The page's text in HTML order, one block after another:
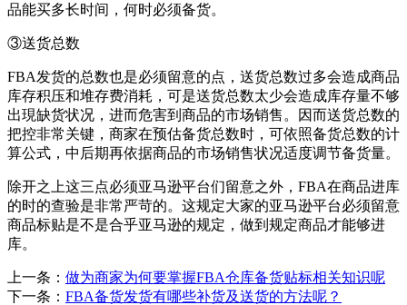
品能买多长时间，何时必须备货。
③送货总数
FBA发货的总数也是必须留意的点，送货总数过多会造成商品
库存积压和堆存费消耗，可是送货总数太少会造成库存量不够
出現缺货状况，进而危害到商品的市场销售。因而送货总数的
把控非常关键，商家在预估备货总数时，可依照备货总数的计
算公式，中后期再依据商品的市场销售状况适度调节备货量。
除开之上这三点必须亚马逊平台们留意之外，FBA在商品进库
的时的查验是非常严苛的。这规定大家的亚马逊平台必须留意
商品标贴是不是合乎亚马逊的规定，做到规定商品才能够进
库。
上一条： 做为商家为何要掌握FBA仓库备货贴标相关知识呢
下一条： FBA备货发货有哪些补货及送货的方法呢？